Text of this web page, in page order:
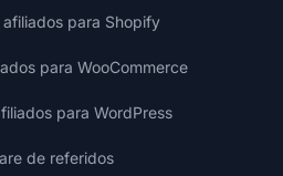
para Shopify
para WooCommerce
para WordPress
de referidos